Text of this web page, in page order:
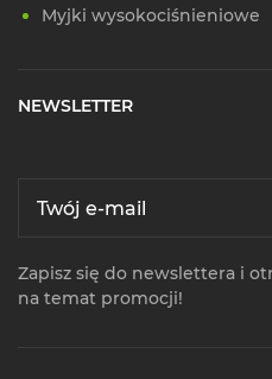
Myjki wysokociśnieniowe
NEWSLETTER
Zapisz się do newslettera i
na temat promocji!